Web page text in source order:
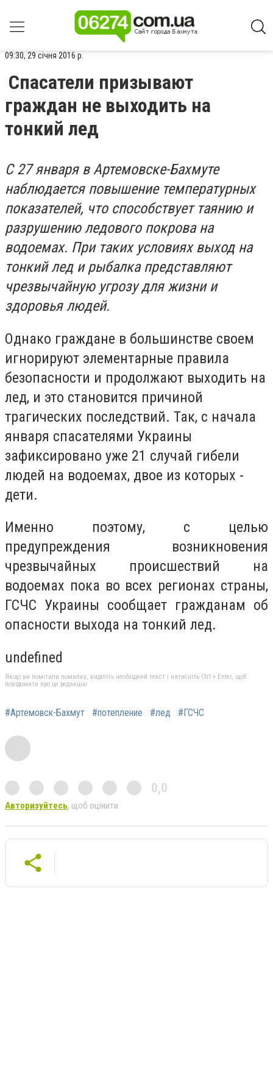
09:30, 29 січня 2016 р.
Спасатели призывают
граждан не выходить на
тонкий лед
С 27 января в Артемовске-Бахмуте
наблюдается повышение температурных
показателей, что способствует таянию и
разрушению ледового покрова на
водоемах. При таких условиях выход на
тонкий лед и рыбалка представляют
чрезвычайную угрозу для жизни и
здоровья людей.
Однако граждане в большинстве своем
игнорируют элементарные правила
безопасности и продолжают выходить на
лед, и это становится причиной
трагических последствий. Так, с начала
января спасателями Украины
зафиксировано уже 21 случай гибели
людей на водоемах, двое из которых -
дети.
Именно поэтому, с целью
предупреждения возникновения
чрезвычайных происшествий на
водоемах пока во всех регионах страны,
ГСЧС Украины сообщает гражданам об
опасности выхода на тонкий лед.
undefined
Якщо ви помітили помилку, виділіть необхідний текст і натисніть Ctrl + Enter, щоб
повідомити про це редакцію
#Артемовск-Бахмут #потепление #лед #ГСЧС
0,0
Авторизуйтесь, щоб оцінити